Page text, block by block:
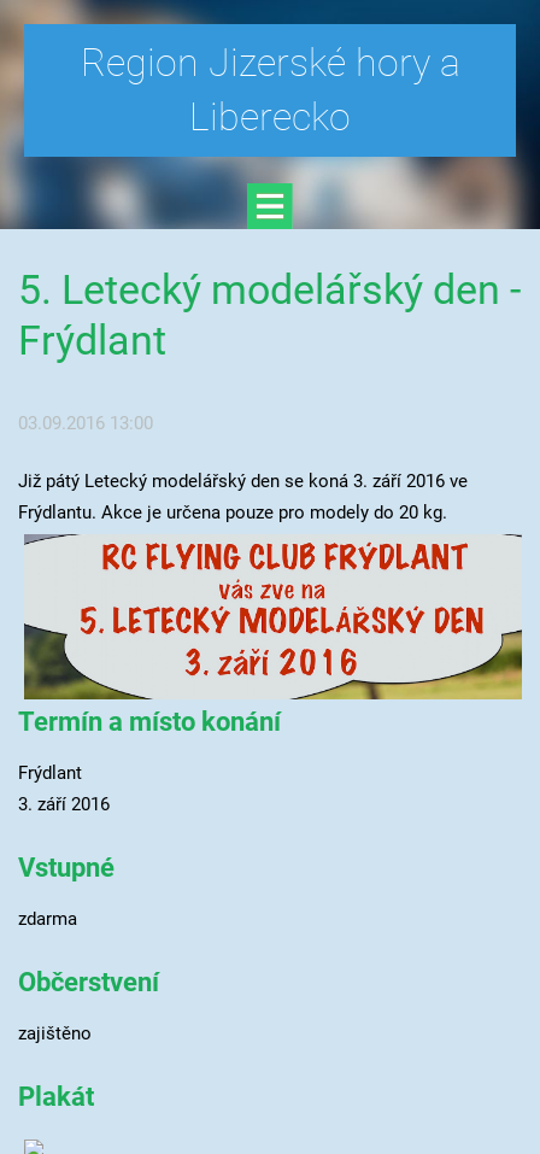
Region Jizerské hory a
Liberecko
5. Letecký modelářský den -
Frýdlant
03.09.2016 13:00
Již pátý Letecký modelářský den se koná 3. září 2016 ve
Frýdlantu. Akce je určena pouze pro modely do 20 kg.
Termín a místo konání
Frýdlant
3. září 2016
Vstupné
zdarma
Občerstvení
zajištěno
Plakát